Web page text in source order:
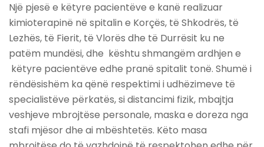
Një pjesë e këtyre pacientëve e kanë realizuar
kimioterapinë në spitalin e Korçës, të Shkodrës, të
Lezhës, të Fierit, të Vlorës dhe të Durrësit ku ne
patëm mundësi, dhe kështu shmangëm ardhjen e
këtyre pacientëve edhe pranë spitalit tonë. Shumë i
rëndësishëm ka qënë respektimi i udhëzimeve të
specialistëve përkatës, si distancimi fizik, mbajtja
veshjeve mbrojtëse personale, maska e doreza nga
stafi mjësor dhe ai mbështetës. Këto masa